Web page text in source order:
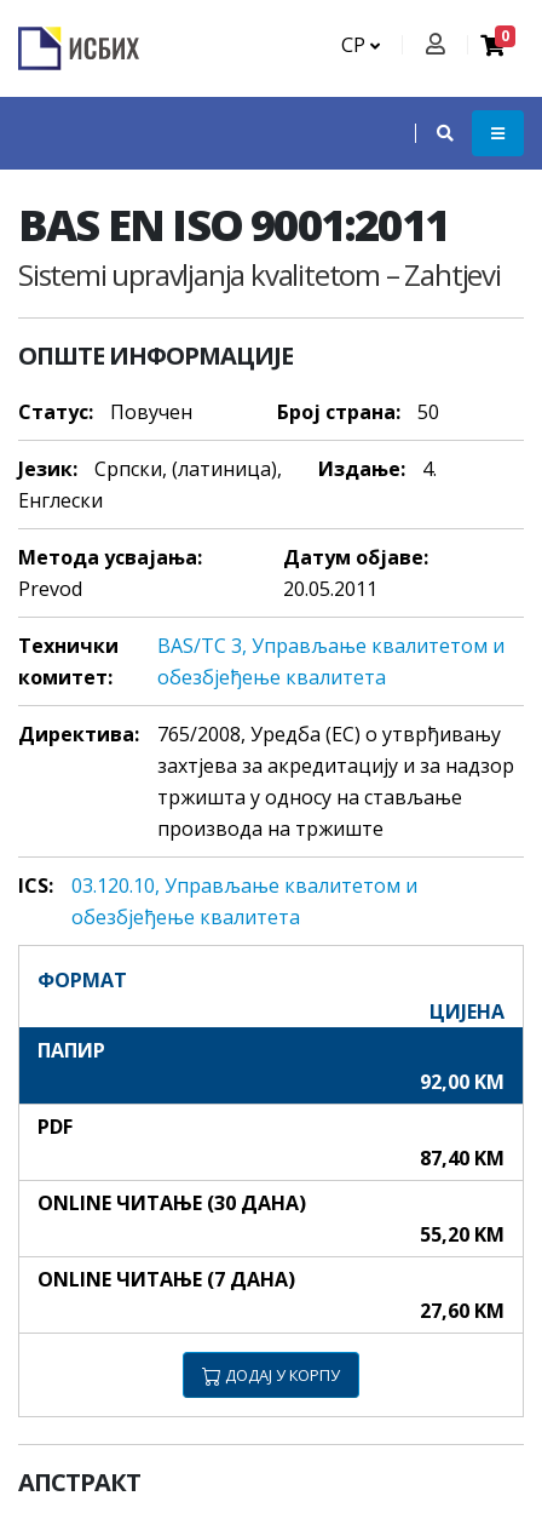
СР 0
BAS EN ISO 9001:2011
Sistemi upravljanja kvalitetom – Zahtjevi
ОПШТЕ ИНФОРМАЦИЈЕ
Статус: Повучен Број страна: 50
Језик:
Српски, (латиница),
Енглески
Издање: 4.
Метода усвајања:
Prevod
Датум објаве:
20.05.2011
Технички
комитет:
BAS/TC 3, Управљање квалитетом и
обезбјеђење квалитета
Директива:
765/2008, Уредба (EC) о утврђивању
захтјева за акредитацију и за надзор
тржишта у односу на стављање
производа на тржиште
ICS:
03.120.10, Упрaвљaњe квaлитeтoм и
обезбјеђење квaлитeтa
ФОРМАТ
ЦИЈЕНА
ПАПИР
92,00 KM
PDF
87,40 KM
ONLINE ЧИТАЊЕ (30 ДАНА)
55,20 KM
ONLINE ЧИТАЊЕ (7 ДАНА)
27,60 KM
ДОДАЈ У КОРПУ
АПСТРАКТ